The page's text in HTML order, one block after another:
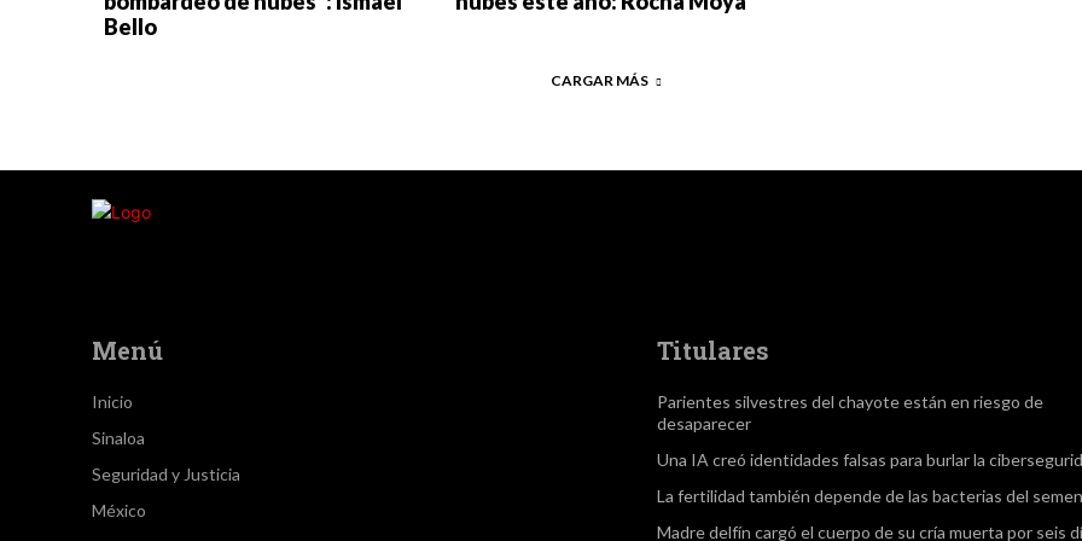
Bello
CARGAR MÁS
Menú
Inicio
Sinaloa
Seguridad y Justicia
México
Titulares
Parientes silvestres del chayote están en riesgo de
desaparecer
Una IA creó identidades falsas para burlar la
La fertilidad también depende de las bacterias del semen
Madre delfín cargó el cuerpo de su cría muerta por seis